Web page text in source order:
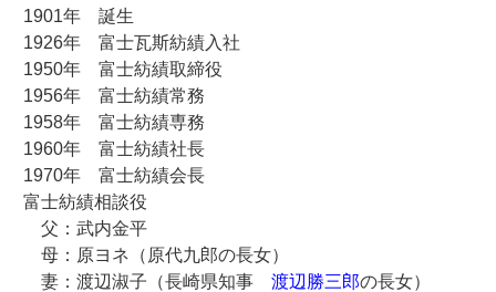
1901年 誕生
1926年 富士瓦斯紡績入社
1950年 富士紡績取締役
1956年 富士紡績常務
1958年 富士紡績専務
1960年 富士紡績社長
1970年 富士紡績会長
富士紡績相談役
父：武内金平
母：原ヨネ（原代九郎の長女）
妻：渡辺淑子（長崎県知事 渡辺勝三郎の長女）